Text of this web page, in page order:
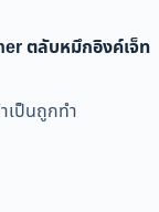
ตลับหมึกอิงค์เจ็ท
เป็นถูกทำ